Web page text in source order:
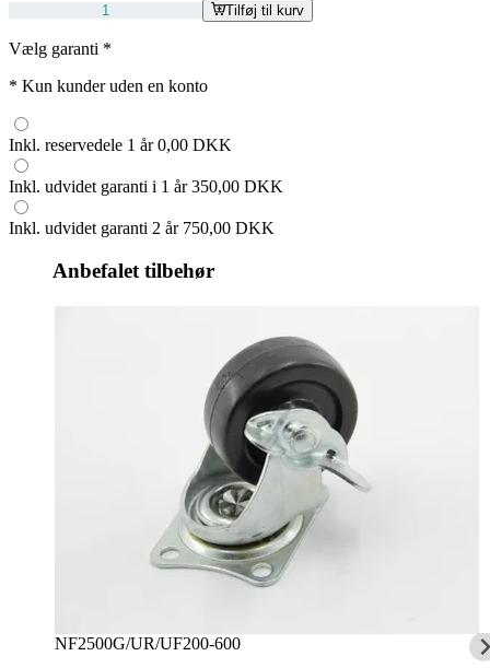
Tilføj til kurv
Vælg garanti *
* Kun kunder uden en konto
Inkl. reservedele 1 år0,00 DKK
Inkl. udvidet garanti i 1 år350,00 DKK
Inkl. udvidet garanti 2 år 750,00 DKK
Anbefalet tilbehør
NF2500G/UR/UF200-600